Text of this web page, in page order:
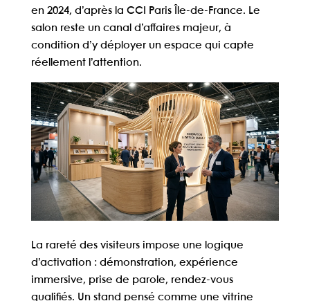
en 2024, d’après la CCI Paris Île-de-France. Le
salon reste un canal d’affaires majeur, à
condition d’y déployer un espace qui capte
réellement l’attention.
La rareté des visiteurs impose une logique
d’activation : démonstration, expérience
immersive, prise de parole, rendez-vous
qualifiés. Un stand pensé comme une vitrine